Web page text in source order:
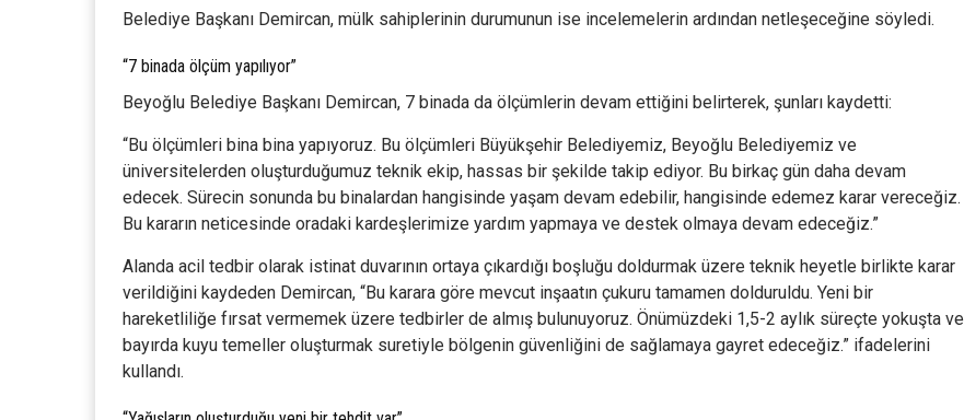
Belediye Başkanı Demircan, mülk sahiplerinin durumunun ise incelemelerin ardından netleşeceğine söyledi.
“7 binada ölçüm yapılıyor”
Beyoğlu Belediye Başkanı Demircan, 7 binada da ölçümlerin devam ettiğini belirterek, şunları kaydetti:
“Bu ölçümleri bina bina yapıyoruz. Bu ölçümleri Büyükşehir Belediyemiz, Beyoğlu Belediyemiz ve
üniversitelerden oluşturduğumuz teknik ekip, hassas bir şekilde takip ediyor. Bu birkaç gün daha devam
edecek. Sürecin sonunda bu binalardan hangisinde yaşam devam edebilir, hangisinde edemez karar vereceğiz.
Bu kararın neticesinde oradaki kardeşlerimize yardım yapmaya ve destek olmaya devam edeceğiz.”
Alanda acil tedbir olarak istinat duvarının ortaya çıkardığı boşluğu doldurmak üzere teknik heyetle birlikte karar
verildiğini kaydeden Demircan, “Bu karara göre mevcut inşaatın çukuru tamamen dolduruldu. Yeni bir
hareketliliğe fırsat vermemek üzere tedbirler de almış bulunuyoruz. Önümüzdeki 1,5-2 aylık süreçte yokuşta ve
bayırda kuyu temeller oluşturmak suretiyle bölgenin güvenliğini de sağlamaya gayret edeceğiz.” ifadelerini
kullandı.